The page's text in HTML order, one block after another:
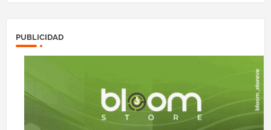
PUBLICIDAD